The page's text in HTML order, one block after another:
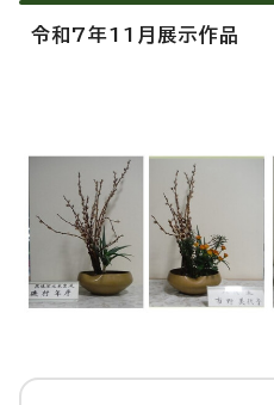
令和7年11月展示作品